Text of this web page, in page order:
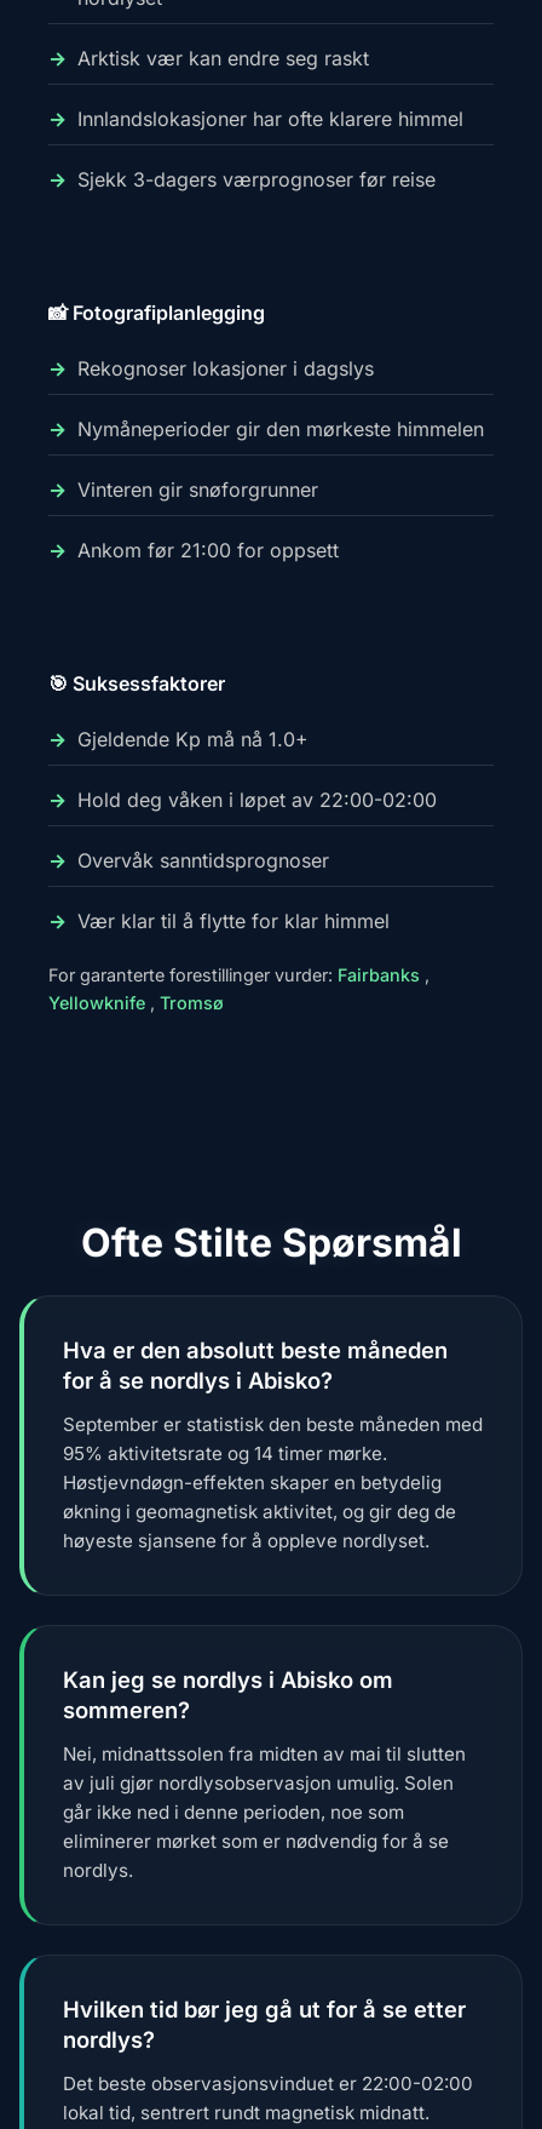
Arktisk vær kan endre seg raskt
Innlandslokasjoner har ofte klarere himmel
Sjekk 3-dagers værprognoser før reise
📸 Fotografiplanlegging
Rekognoser lokasjoner i dagslys
Nymåneperioder gir den mørkeste himmelen
Vinteren gir snøforgrunner
Ankom før 21:00 for oppsett
🎯 Suksessfaktorer
Gjeldende Kp må nå 1.0+
Hold deg våken i løpet av 22:00-02:00
Overvåk sanntidsprognoser
Vær klar til å flytte for klar himmel
For garanterte forestillinger vurder: Fairbanks ,
Yellowknife , Tromsø
Ofte Stilte Spørsmål
Hva er den absolutt beste måneden
for å se nordlys i Abisko?
September er statistisk den beste måneden med
95% aktivitetsrate og 14 timer mørke.
Høstjevndøgn-effekten skaper en betydelig
økning i geomagnetisk aktivitet, og gir deg de
høyeste sjansene for å oppleve nordlyset.
Kan jeg se nordlys i Abisko om
sommeren?
Nei, midnattssolen fra midten av mai til slutten
av juli gjør nordlysobservasjon umulig. Solen
går ikke ned i denne perioden, noe som
eliminerer mørket som er nødvendig for å se
nordlys.
Hvilken tid bør jeg gå ut for å se etter
nordlys?
Det beste observasjonsvinduet er 22:00-02:00
lokal tid, sentrert rundt magnetisk midnatt.